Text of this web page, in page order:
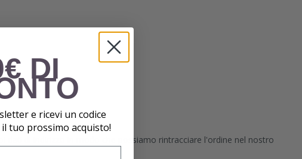
dati di indirizzo in modo che possiamo rintracciare l'ordine nel nostro
DI
e ricevi un codice
tuo prossimo acquisto!